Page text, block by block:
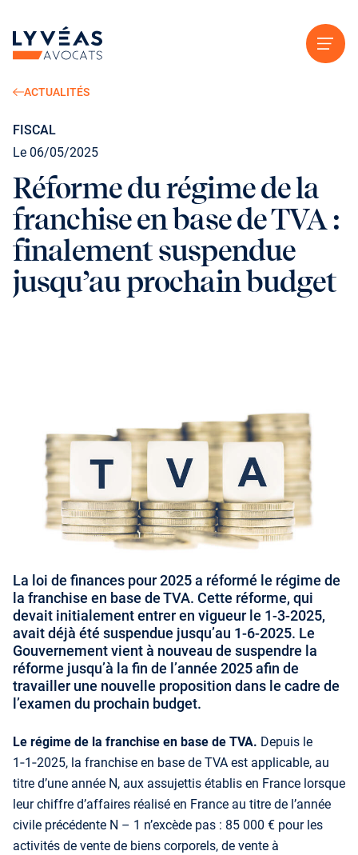
ACTUALITÉS
FISCAL
Le 06/05/2025
Réforme du régime de la
franchise en base de TVA :
finalement suspendue
jusqu’au prochain budget
La loi de finances pour 2025 a réformé le régime de
la franchise en base de TVA. Cette réforme, qui
devait initialement entrer en vigueur le 1-3-2025,
avait déjà été suspendue jusqu’au 1-6-2025. Le
Gouvernement vient à nouveau de suspendre la
réforme jusqu’à la fin de l’année 2025 afin de
travailler une nouvelle proposition dans le cadre de
l’examen du prochain budget.
Le régime de la franchise en base de TVA. Depuis le
1‑1‑2025, la franchise en base de TVA est applicable, au
titre d’une année N, aux assujettis établis en France lorsque
leur chiffre d’affaires réalisé en France au titre de l’année
civile précédente N – 1 n’excède pas : 85 000 € pour les
activités de vente de biens corporels, de vente à